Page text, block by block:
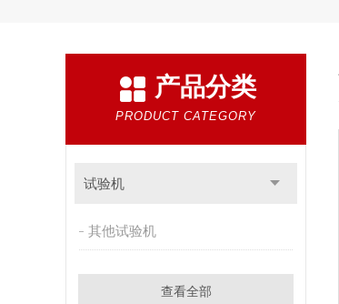
产品分类
PRODUCT CATEGORY
试验机
其他试验机
查看全部